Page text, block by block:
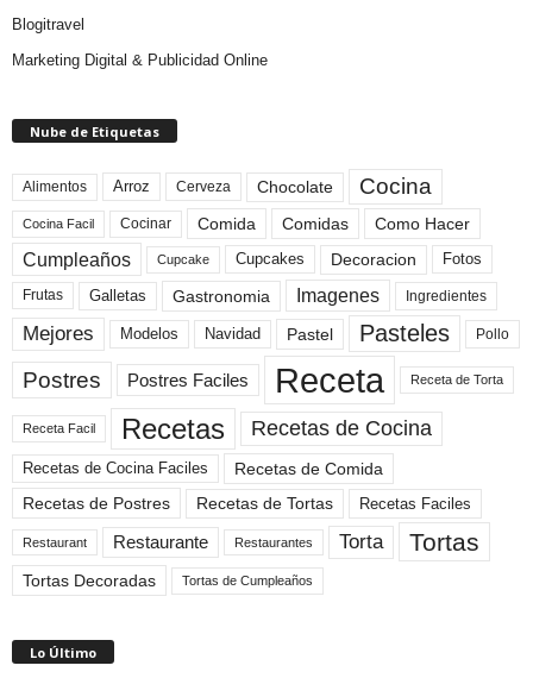
Blogitravel
Marketing Digital & Publicidad Online
Nube de Etiquetas
Alimentos Arroz Cerveza Chocolate Cocina
Cocina Facil Cocinar Comida Comidas Como Hacer
Cumpleaños Cupcake Cupcakes Decoracion Fotos
Frutas Galletas Gastronomia Imagenes Ingredientes
Mejores Modelos Navidad Pastel Pasteles Pollo
Postres Postres Faciles Receta Receta de Torta
Receta Facil Recetas Recetas de Cocina
Recetas de Cocina Faciles
Recetas de Comida
Recetas de Postres
Recetas de Tortas Recetas Faciles
Restaurant Restaurante Restaurantes Torta Tortas
Tortas Decoradas Tortas de Cumpleaños
Lo Último